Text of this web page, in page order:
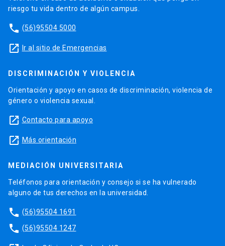
riesgo tu vida dentro de algún campus.
phone (56)95504 5000
launch Ir al sitio de Emergencias
DISCRIMINACIÓN Y VIOLENCIA
Orientación y apoyo en casos de discriminación, violencia de
género o violencia sexual.
launch Contacto para apoyo
launch Más orientación
MEDIACIÓN UNIVERSITARIA
Teléfonos para orientación y consejo si se ha vulnerado
alguno de tus derechos en la universidad.
phone (56)95504 1691
phone (56)95504 1247